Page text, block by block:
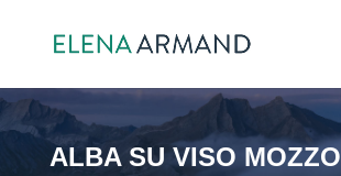
ALBA SU VISO MOZZO